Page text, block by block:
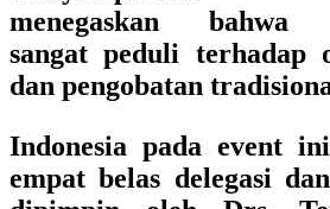
menegaskan bahwa
sangat peduli terhadap
dan pengobatan
Indonesia pada event
empat belas delegasi